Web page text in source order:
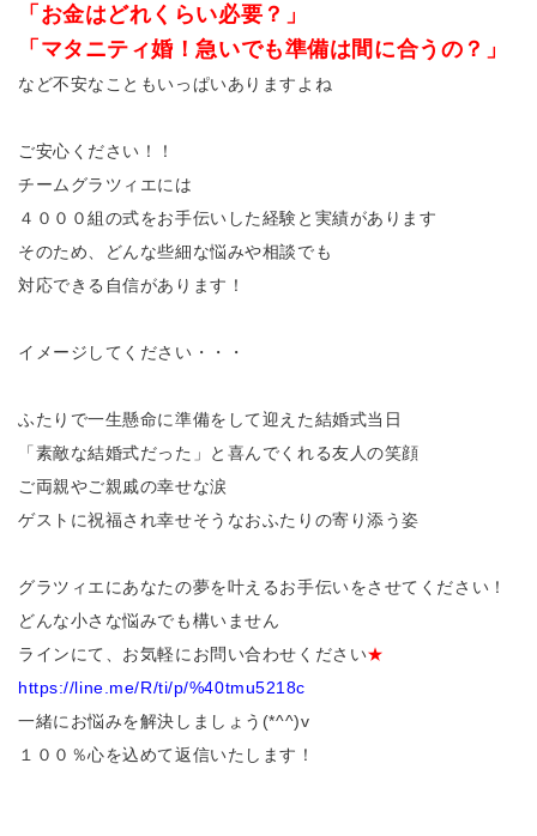
「お金はどれくらい必要？」
「マタニティ婚！急いでも準備は間に合うの？」
など不安なこともいっぱいありますよね
ご安心ください！！
チームグラツィエには
４０００組の式をお手伝いした経験と実績があります
そのため、どんな些細な悩みや相談でも
対応できる自信があります！
イメージしてください・・・
ふたりで一生懸命に準備をして迎えた結婚式当日
「素敵な結婚式だった」と喜んでくれる友人の笑顔
ご両親やご親戚の幸せな涙
ゲストに祝福され幸せそうなおふたりの寄り添う姿
グラツィエにあなたの夢を叶えるお手伝いをさせてください！
どんな小さな悩みでも構いません
ラインにて、お気軽にお問い合わせください★
https://line.me/R/ti/p/%40tmu5218c
一緒にお悩みを解決しましょう(*^^)v
１００％心を込めて返信いたします！